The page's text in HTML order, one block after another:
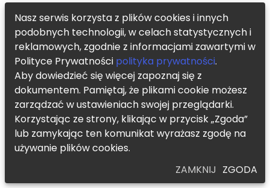
Nasz serwis korzysta z plików cookies i innych
podobnych technologii, w celach statystycznych i
reklamowych, zgodnie z informacjami zawartymi w
Polityce Prywatności polityka prywatności.
Aby dowiedzieć się więcej zapoznaj się z
dokumentem. Pamiętaj, że plikami cookie możesz
zarządzać w ustawieniach swojej przeglądarki.
Korzystając ze strony, klikając w przycisk „Zgoda”
lub zamykając ten komunikat wyrażasz zgodę na
używanie plików cookies.
ZAMKNIJ ZGODA